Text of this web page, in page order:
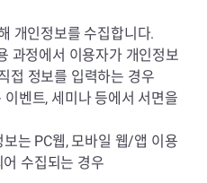
개인정보를 수집합니다.
과정에서 이용자가 개인정보
접 정보를 입력하는 경우
벤트, 세미나 등에서 서면을
는 PC웹, 모바일 웹/앱 이용
수집되는 경우